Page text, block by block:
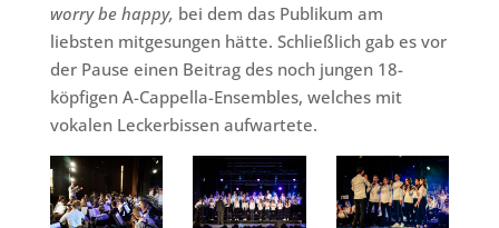
worry be happy, bei dem das Publikum am
liebsten mitgesungen hätte. Schließlich gab es vor
der Pause einen Beitrag des noch jungen 18-
köpfigen A-Cappella-Ensembles, welches mit
vokalen Leckerbissen aufwartete.